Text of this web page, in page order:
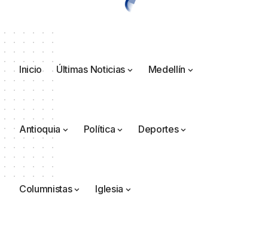
Inicio Últimas Noticias Medellín
Antioquia Política Deportes
Columnistas Iglesia